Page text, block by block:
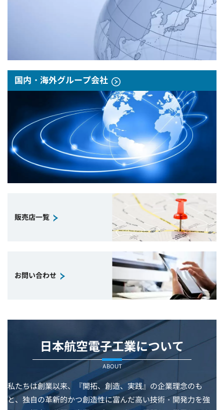
国内・海外グループ会社
販売店一覧
お問い合わせ
日本航空電子工業について
ABOUT
私たちは創業以来、『開拓、創造、実践』の企業理念のも
と、独自の革新的かつ創造性に富んだ高い技術・開発力を強